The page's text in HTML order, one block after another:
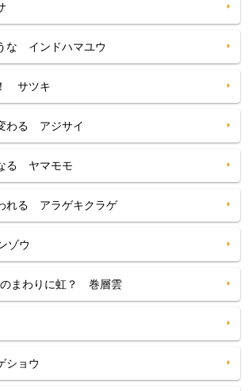
な インドハマユウ
サツキ
わる アジサイ
る ヤマモモ
れる アラゲキクラゲ
ゾウ
まわりに虹？ 巻層雲
ショウ